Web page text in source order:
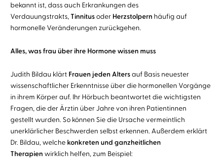
bekannt ist, dass auch Erkrankungen des
Verdauungstrakts, Tinnitusoder Herzstolpern häufig auf
hormonelle Veränderungen zurückgehen.
Alles, was frau über ihre Hormone wissen muss
Judith Bildau klärt Frauen jeden Altersauf Basis neuester
wissenschaftlicher Erkenntnisse über die hormonellen Vorgänge
in ihrem Körper auf. Ihr Hörbuch beantwortet die wichtigsten
Fragen, die der Ärztin über Jahre von ihren Patientinnen
gestellt wurden. So können Sie die Ursache vermeintlich
unerklärlicher Beschwerden selbst erkennen. Außerdem erklärt
Dr. Bildau, welche konkreten und ganzheitlichen
Therapien wirklich helfen, zum Beispiel: